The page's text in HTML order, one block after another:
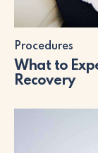
Procedures
What to
Recovery